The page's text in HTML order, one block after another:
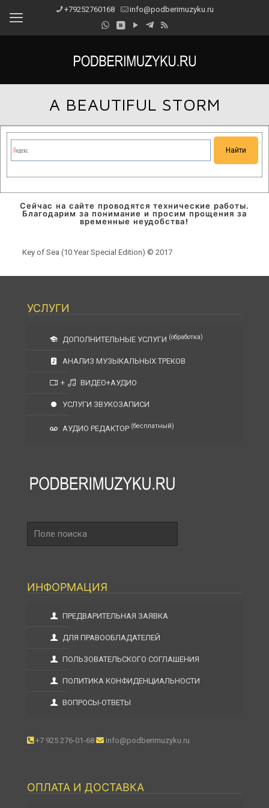
+79252760168 info@podberimuzyku.ru
A BEAUTIFUL STORM
Сейчас на сайте проводятся технические работы.
Благодарим за понимание и просим прощения за
временные неудобства!
Key of Sea (10 Year Special Edition) © 2017
УСЛУГИ
ДОПОЛНИТЕЛЬНЫЕ УСЛУГИ (обработка)
АНАЛИЗ МУЗЫКАЛЬНЫХ ТРЕКОВ
+ ВИДЕО+АУДИО
УСЛУГИ ЗВУКОЗАПИСИ
АУДИО РЕДАКТОР (бесплатный)
поиска
ИНФОРМАЦИЯ
ПРЕДВАРИТЕЛЬНАЯ ЗАЯВКА
ДЛЯ ПРАВООБЛАДАТЕЛЕЙ
ПОЛЬЗОВАТЕЛЬСКОГО СОГЛАШЕНИЯ
ПОЛИТИКА КОНФИДЕНЦИАЛЬНОСТИ
ВОПРОСЫ-ОТВЕТЫ
+7 925 276-01-68 info@podberimuzyku.ru
ОПЛАТА И ДОСТАВКА